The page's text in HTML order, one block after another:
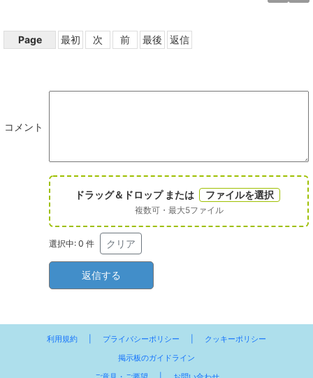
Page 最初 次 前 最後 返信
コメント
ドラッグ＆ドロップ または ファイルを選択
複数可・最大5ファイル
選択中: 0 件 クリア
利用規約 プライバシーポリシー
クッキーポリシー
掲示板のガイドライン